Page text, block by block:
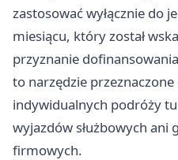
zastosować wyłącznie do
miesiącu, który został
przyznanie
to narzędzie
indywidualnych podróży
wyjazdów służbowych ani
firmowych.